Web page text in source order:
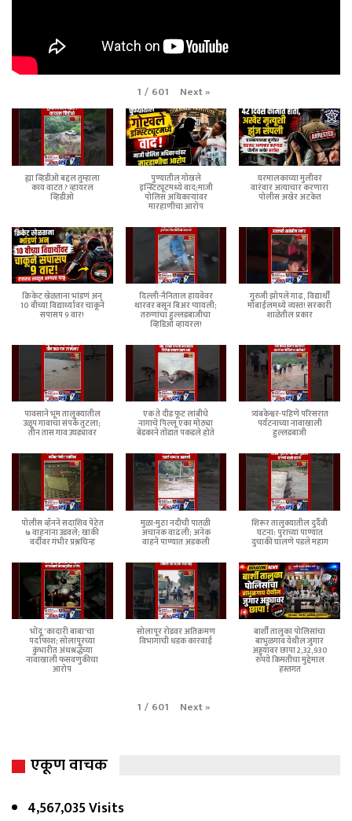
1 / 601 Next»
ह्या व्हिडीओ बद्दल तुम्हाला
काय वाटत ? व्हायरल
व्हिडीओ
पुण्यातील गोखले
इन्स्टिट्यूटमध्ये वाद;माजी
पोलिस अधिकाऱ्यांवर
मारहाणीचा आरोप
घरमालकाच्या मुलीवर
वारंवार अत्याचार करणारा
पोलीस अखेर अटकेत
क्रिकेट खेळताना भांडणं अन्
10 वीच्या विद्यार्थ्यावर चाकूने
सपासप 9 वार!
दिल्ली-नैनिताल हायवेवर
थारवर बसून बिअर प्यायली;
तरुणांचा हुल्लडबाजीचा
व्हिडिओ व्हायरल!
गुरुजी झोपले गाढ, विद्यार्थी
मोबाईलमध्ये व्यस्त! सरकारी
शाळेतील प्रकार
पावसाने भूम तालुक्यातील
उळूप गावाचा संपर्क तुटला;
तीन तास गाव उघड्यावर
एक ते दीड फूट लांबीचे
नागाचे पिल्लू एका मोठ्या
बेडकाने तोंडात पकडले होते
त्र्यंबकेश्वर-पहिणे परिसरात
पर्यटनाच्या नावाखाली
हुल्लडबाजी
पोलीस व्हॅनने सदाशिव पेठेत
७ वाहनांना उडवले; खाकी
वर्दीवर गंभीर प्रश्नचिन्ह
मुळा-मुठा नदीची पातळी
अचानक वाढली; अनेक
वाहने पाण्यात अडकली
शिरूर तालुक्यातील दुर्दैवी
घटना: पुराच्या पाण्यात
दुचाकी घालणे पडले महाग
भोंदू 'कादारी बाबा'चा
पर्दाफाश; सोलापूरच्या
कुंभारीत अंधश्रद्धेच्या
नावाखाली फसवणुकीचा
आरोप
सोलापूर रोडवर अतिक्रमण
विभागाची धडक कारवाई
बार्शी तालुका पोलिसांचा
बाभुळगाव येथील जुगार
अड्ड्यावर छापा 2,32,930
रुपये किमतीचा मुद्देमाल
हस्तगत
1 / 601 Next»
एकूण वाचक
4,567,035 Visits